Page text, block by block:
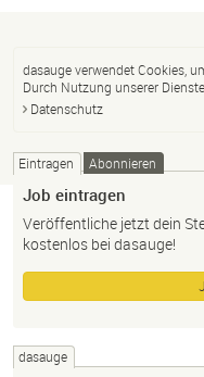
dasauge verwendet Cookies,
Durch Nutzung unserer
Datenschutz
Eintragen Abonnieren
Job eintragen
Veröffentliche jetzt dein
kostenlos bei dasauge!
dasauge